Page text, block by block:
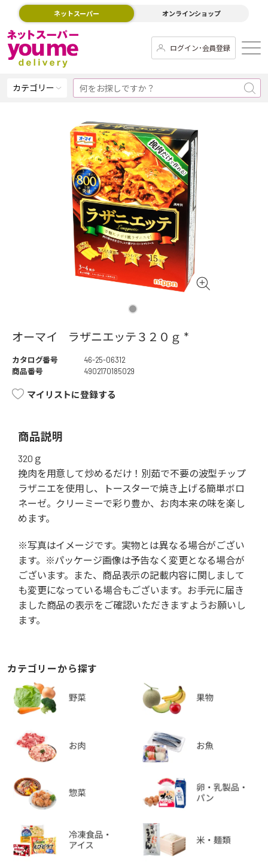
ネットスーパー オンラインショップ
ログイン･会員登録
カテゴリー
オーマイ ラザニエッテ３２０ｇ *
カタログ番号
46-25-06312
商品番号
4902170185029
マイリストに登録する
商品説明
320ｇ
挽肉を用意して炒めるだけ！別茹で不要の波型チップ
ラザニエを使用し、トースターで焼き上げる簡単ボロ
ネーゼ。クリーミーで彩り豊か、お肉本来の味を楽し
めます。
※写真はイメージです。実物とは異なる場合がござい
ます。※パッケージ画像は予告なく変更となる場合が
ございます。また、商品表示の記載内容に関しまして
も変更になっている場合もございます。お手元に届き
ました商品の表示をご確認いただきますようお願いし
ます。
カテゴリーから探す